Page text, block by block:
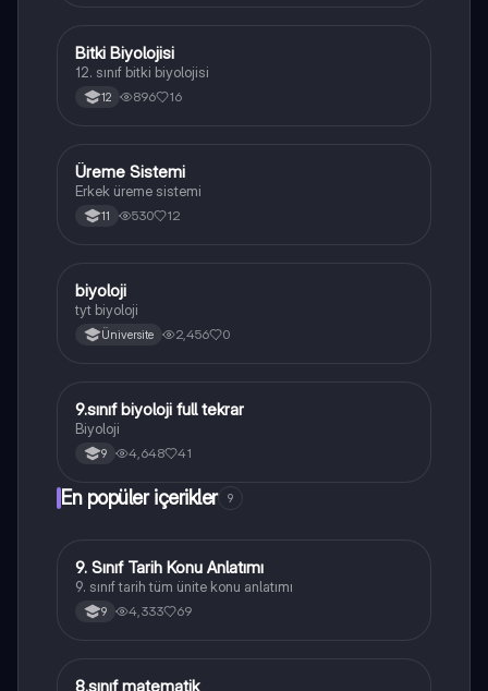
Biyoloji
Bitki Biyolojisi
12. sınıf bitki biyolojisi
12 896 16
Biyoloji
Üreme Sistemi
Erkek üreme sistemi
11 530 12
BBiyoloji
biyoloji
tyt biyoloji
Üniversite 2,456 0
Biyoloji
9.sınıf biyoloji full tekrar
Biyoloji
9 4,648 41
En popüler içerikler 9
Tarih
9. Sınıf Tarih Konu Anlatımı
9. sınıf tarih tüm ünite konu anlatımı
9 4,333 69
Matematik
8.sınıf matematik